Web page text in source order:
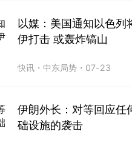
以媒：美国通知以色列
伊打击 或轰炸镐山
快讯 ・ 中东局势 ・ 07-23
伊朗外长：对等回应任
础设施的袭击